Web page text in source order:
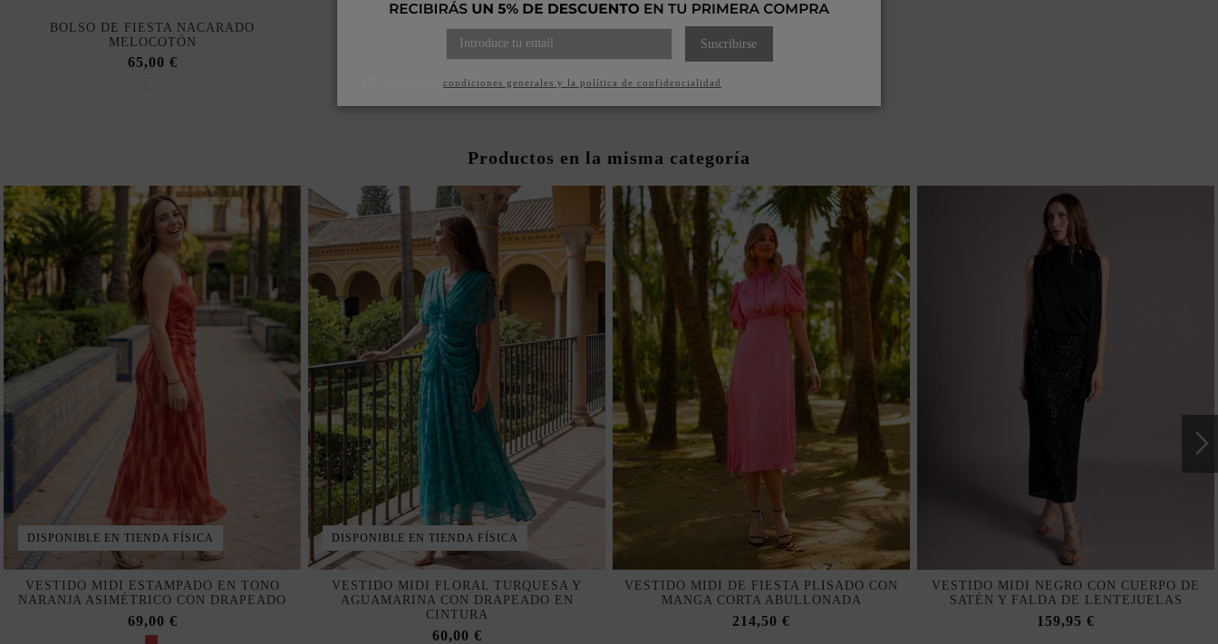
BOLSO DE FIESTA NACARADO
MELOCOTÓN
65,00 €
Productos en la misma categoría
DISPONIBLE EN TIENDA FÍSICA
VESTIDO MIDI ESTAMPADO EN TONO
NARANJA ASIMÉTRICO CON DRAPEADO
69,00 €
DISPONIBLE EN TIENDA FÍSICA
VESTIDO MIDI FLORAL TURQUESA Y
AGUAMARINA CON DRAPEADO EN
CINTURA
60,00 €
VESTIDO MIDI DE FIESTA PLISADO CON
MANGA CORTA ABULLONADA
214,50 €
VESTIDO MIDI NEGRO CON CUERPO DE
SATÉN Y FALDA DE LENTEJUELAS
159,95 €
Suscribirse
condiciones generales y la política de confidencialidad